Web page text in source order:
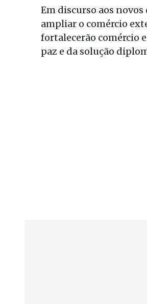
Em discurso aos
ampliar o comércio
fortalecerão comércio
paz e da solução